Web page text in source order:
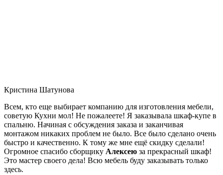
Кристина Шатунова
Всем, кто еще выбирает компанию для изготовления мебели,
советую Кухни мол! Не пожалеете! Я заказывала шкаф-купе в
спальню. Начиная с обсуждения заказа и заканчивая
монтажом никаких проблем не было. Все было сделано очень
быстро и качественно. К тому же мне ещё скидку сделали!
Огромное спасибо сборщику Алексею за прекрасный шкаф!
Это мастер своего дела! Всю мебель буду заказывать только
здесь.